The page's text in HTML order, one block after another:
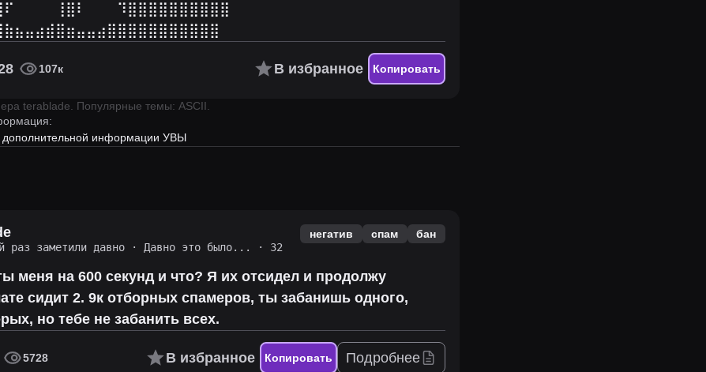
107к В избранное Копировать
terablade
Популярные темы: ASCII.
дополнительной информации УВЫ
раз заметили давно · Давно это было...
· 32
негатив спам бан
меня на 600 секунд и что? Я их отсидел и продолжу
сидит 2. 9к отборных спамеров, ты забанишь одного,
но тебе не забанить всех.
5728 В избранное Копировать Подробнее